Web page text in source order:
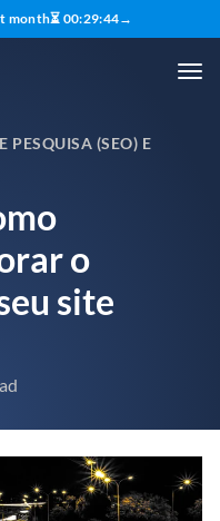
month⏳ 00:29:43→
PESQUISA (SEO) E
o
site